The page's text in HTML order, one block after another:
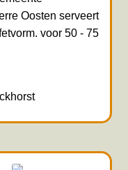
Oosten serveert
voor 50 - 75